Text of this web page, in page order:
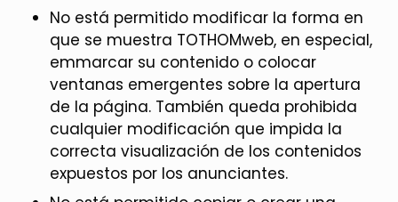
No está permitido modificar la forma en
que se muestra TOTHOMweb, en especial,
emmarcar su contenido o colocar
ventanas emergentes sobre la apertura
de la página. También queda prohibida
cualquier modificación que impida la
correcta visualización de los contenidos
expuestos por los anunciantes.